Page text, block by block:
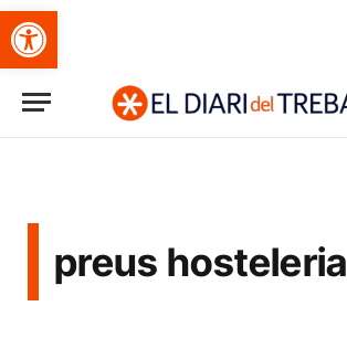
Obre la barra d'eines
preus hosteleria